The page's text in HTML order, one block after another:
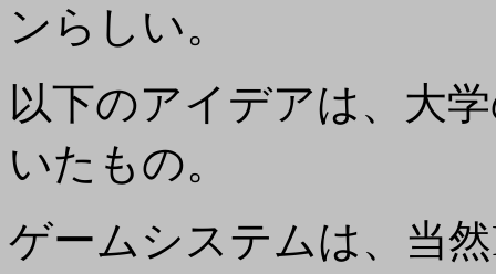
ンらしい。
以下のアイデアは、大
いたもの。
ゲームシステムは、当然